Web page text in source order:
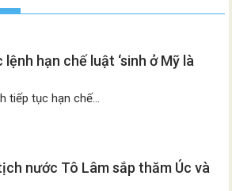
hạn chế luật ‘sinh ở Mỹ là
tiếp tục hạn chế...
nước Tô Lâm sắp thăm Úc và